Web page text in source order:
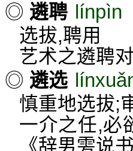
◎ 遴聘 línpìn
选拔,聘用
艺术之遴聘
◎ 遴选
慎重地选拔;
一介之任,
《辞男雱说